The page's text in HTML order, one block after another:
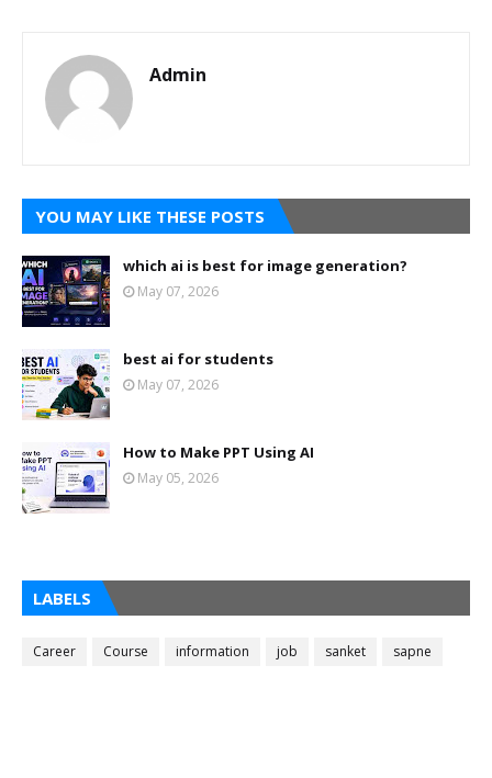
Admin
YOU MAY LIKE THESE POSTS
which ai is best for image generation?
May 07, 2026
best ai for students
May 07, 2026
How to Make PPT Using AI
May 05, 2026
LABELS
Career Course information job sanket sapne